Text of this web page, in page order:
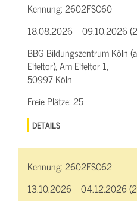
Kennung:2602FSC60
18.08.2026 – 09.10.2026
BBG-Bildungszentrum Köln
Eifeltor), Am Eifeltor 1,
50997 Köln
Freie Plätze:25
DETAILS
Kennung:2602FSC62
13.10.2026 – 04.12.2026